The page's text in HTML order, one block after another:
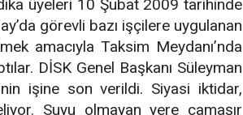
üyeleri 10 Şubat 2009 tarihinde
görevli bazı işçilere uygulanan
amacıyla Taksim Meydanı’nda
DİSK Genel Başkanı Süleyman
işine son verildi. Siyasi iktidar,
Suyu olmayan yere çamaşır